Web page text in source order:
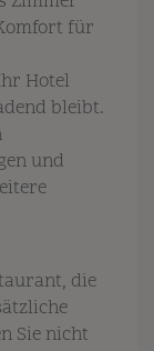
für
Hotel
bleibt.
und
die
Sie nicht